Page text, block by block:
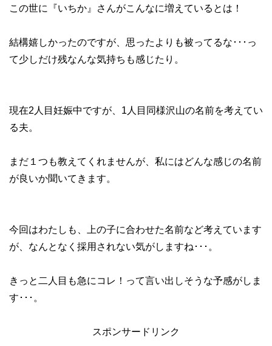
この世に『いちか』さんがこんなに増えているとは！
結構嬉しかったのですが、思ったよりも被ってるな･･･っ
て少しだけ残なんな気持ちも感じたり。
現在2人目妊娠中ですが、1人目同様沢山の名前を考えてい
る夫。
まだ１つも教えてくれませんが、私にはどんな感じの名前
が良いか聞いてきます。
今回はわたしも、上の子に合わせた名前など考えています
が、なんとなく採用されない気がしますね･･･。
きっと二人目も急にコレ！って言い出しそうな予感がしま
す･･･。
スポンサードリンク